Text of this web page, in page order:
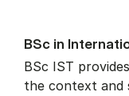
BSc in
BSc IST
the context and